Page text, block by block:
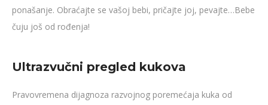
ponašanje. Obraćajte se vašoj bebi, pričajte joj, pevajte…Bebe
čuju još od rođenja!
Ultrazvučni pregled kukova
Pravovremena dijagnoza razvojnog poremećaja kuka od